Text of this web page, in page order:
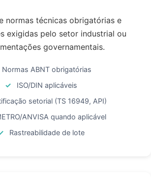
normas técnicas obrigatórias e
exigidas pelo setor industrial ou
governamentais.
Normas ABNT obrigatórias
ISO/DIN aplicáveis
setorial (TS 16949, API)
ANVISA quando aplicável
Rastreabilidade de lote